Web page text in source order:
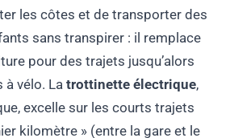
les côtes et de transporter des
sans transpirer : il remplace
pour des trajets jusqu’alors
à vélo. Latrottinette électrique,
excelle sur les courts trajets
kilomètre » (entre la gare et le